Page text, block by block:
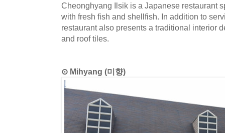
Cheonghyang Ilsik is a Japanese restaurant
with fresh fish and shellfish. In addition to
restaurant also presents a traditional interior
and roof tiles.
⊙ Mihyang (미향)